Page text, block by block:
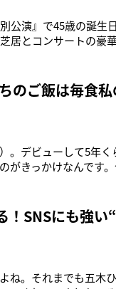
公演』で45歳の誕生
居とコンサートの豪
リコロールカラーの
ご飯は毎食私
。デビューして5年
がきっかけなんです
えたダックスフント
！SNSにも強
ね。それまでも五木